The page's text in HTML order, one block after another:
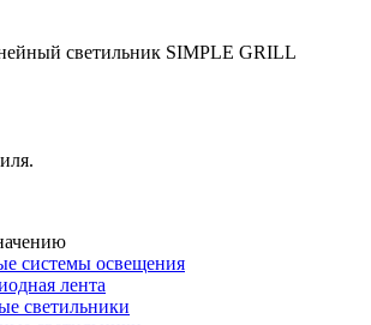
светильник SIMPLE GRILL
системы освещения
лента
светильники